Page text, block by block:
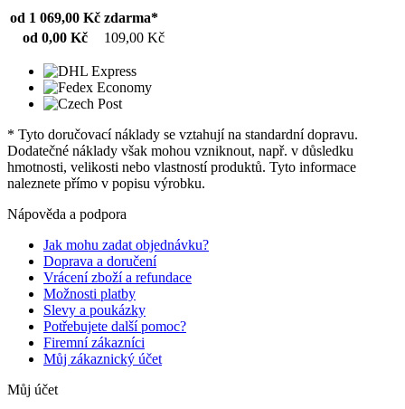
od 1 069,00 Kč zdarma*
od 0,00 Kč
109,00 Kč
* Tyto doručovací náklady se vztahují na standardní dopravu.
Dodatečné náklady však mohou vzniknout, např. v důsledku
hmotnosti, velikosti nebo vlastností produktů. Tyto informace
naleznete přímo v popisu výrobku.
Nápověda a podpora
Jak mohu zadat objednávku?
Doprava a doručení
Vrácení zboží a refundace
Možnosti platby
Slevy a poukázky
Potřebujete další pomoc?
Firemní zákazníci
Můj zákaznický účet
Můj účet